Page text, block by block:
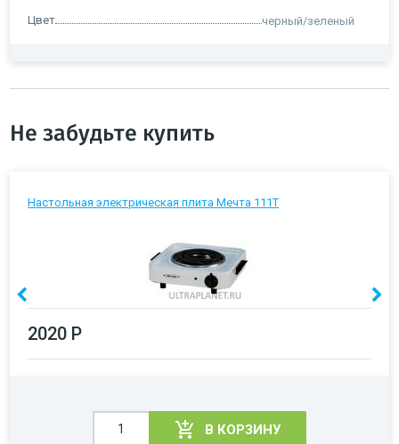
Цвет черный/зеленый
Не забудьте купить
Настольная электрическая плита Мечта 111Т
2020 Р
В КОРЗИНУ